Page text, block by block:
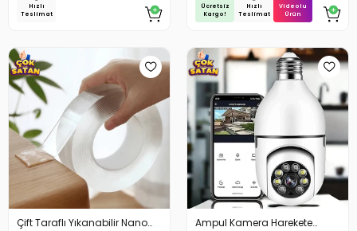
Hızlı
Teslimat
Ücretsiz
Kargo!
Hızlı
Teslimat
Videolu
Ürün
Çift Taraflı Yıkanabilir Nano
Ampul Kamera Harekete